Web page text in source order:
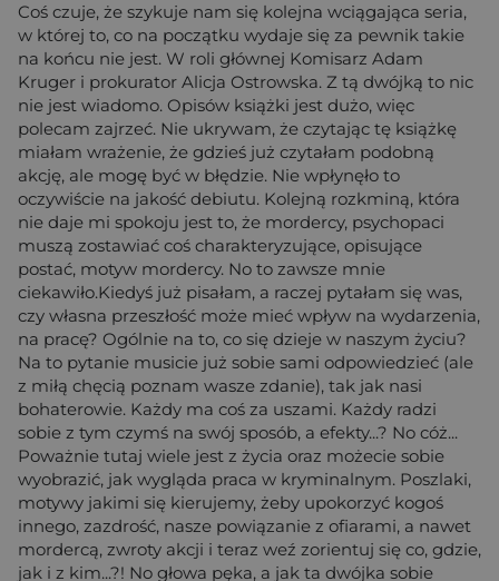
Coś czuje, że szykuje nam się kolejna wciągająca seria,
w której to, co na początku wydaje się za pewnik takie
na końcu nie jest. W roli głównej Komisarz Adam
Kruger i prokurator Alicja Ostrowska. Z tą dwójką to nic
nie jest wiadomo. Opisów książki jest dużo, więc
polecam zajrzeć. Nie ukrywam, że czytając tę książkę
miałam wrażenie, że gdzieś już czytałam podobną
akcję, ale mogę być w błędzie. Nie wpłynęło to
oczywiście na jakość debiutu. Kolejną rozkminą, która
nie daje mi spokoju jest to, że mordercy, psychopaci
muszą zostawiać coś charakteryzujące, opisujące
postać, motyw mordercy. No to zawsze mnie
ciekawiło.Kiedyś już pisałam, a raczej pytałam się was,
czy własna przeszłość może mieć wpływ na wydarzenia,
na pracę? Ogólnie na to, co się dzieje w naszym życiu?
Na to pytanie musicie już sobie sami odpowiedzieć (ale
z miłą chęcią poznam wasze zdanie), tak jak nasi
bohaterowie. Każdy ma coś za uszami. Każdy radzi
sobie z tym czymś na swój sposób, a efekty...? No cóż...
Poważnie tutaj wiele jest z życia oraz możecie sobie
wyobrazić, jak wygląda praca w kryminalnym. Poszlaki,
motywy jakimi się kierujemy, żeby upokorzyć kogoś
innego, zazdrość, nasze powiązanie z ofiarami, a nawet
mordercą, zwroty akcji i teraz weź zorientuj się co, gdzie,
jak i z kim...?! No głowa pęka, a jak ta dwójka sobie